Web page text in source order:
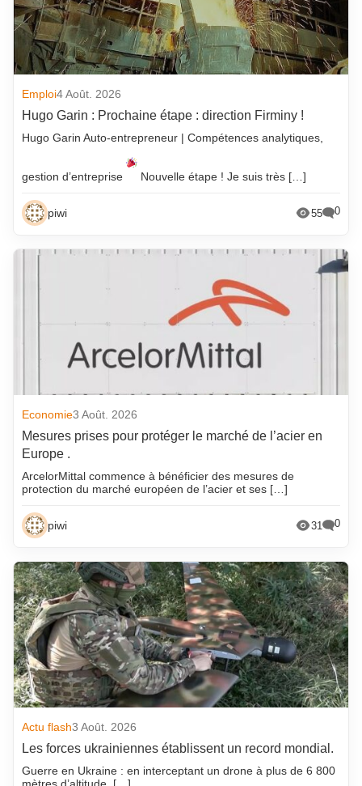
Emploi4 Août. 2026
Hugo Garin : Prochaine étape : direction Firminy !
Hugo Garin Auto-entrepreneur | Compétences analytiques,
gestion d’entreprise Nouvelle étape ! Je suis très […]
piwi 55 0
Economie3 Août. 2026
Mesures prises pour protéger le marché de l’acier en
Europe .
ArcelorMittal commence à bénéficier des mesures de
protection du marché européen de l’acier et ses […]
piwi 31 0
Actu flash3 Août. 2026
Les forces ukrainiennes établissent un record mondial.
Guerre en Ukraine : en interceptant un drone à plus de 6 800